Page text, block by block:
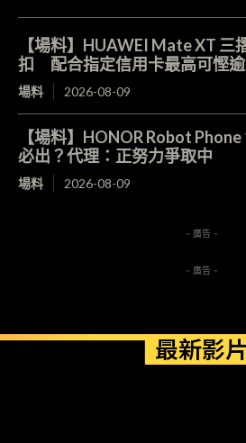
【場料】HUAWEI Mate XT 三
扣 配合指定信用卡最高可慳
場料 2026-08-09
【場料】HONOR Robot
必出？代理：正努力爭取中
場料 2026-08-09
- 廣告 -
- 廣告 -
最新影片